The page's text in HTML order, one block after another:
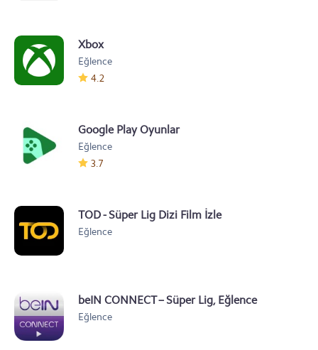
Xbox
Eğlence
4.2
Google Play Oyunlar
Eğlence
3.7
TOD - Süper Lig Dizi Film İzle
Eğlence
beIN CONNECT – Süper Lig, Eğlence
Eğlence